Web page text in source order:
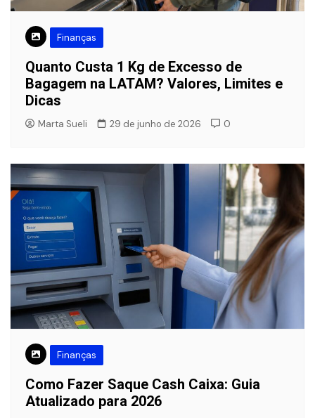
Finanças
Quanto Custa 1 Kg de Excesso de
Bagagem na LATAM? Valores, Limites e
Dicas
Marta Sueli 29 de junho de 2026 0
Finanças
Como Fazer Saque Cash Caixa: Guia
Atualizado para 2026